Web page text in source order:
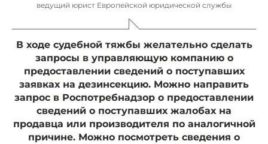
ведущий юрист Европейской юридической службы
В ходе судебной тяжбы желательно сделать
запросы в управляющую компанию о
предоставлении сведений о поступавших
заявках на дезинсекцию. Можно направить
запрос в Роспотребнадзор о предоставлении
сведений о поступавших жалобах на
продавца или производителя по аналогичной
причине. Можно посмотреть сведения о